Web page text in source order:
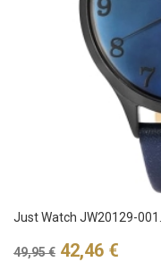
Just Watch JW20129-001...
Verkaufspreis
49,95 € Preis
42,46 €